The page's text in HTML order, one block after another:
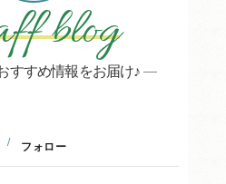
blog
すすめ情報をお届け♪
フォロー